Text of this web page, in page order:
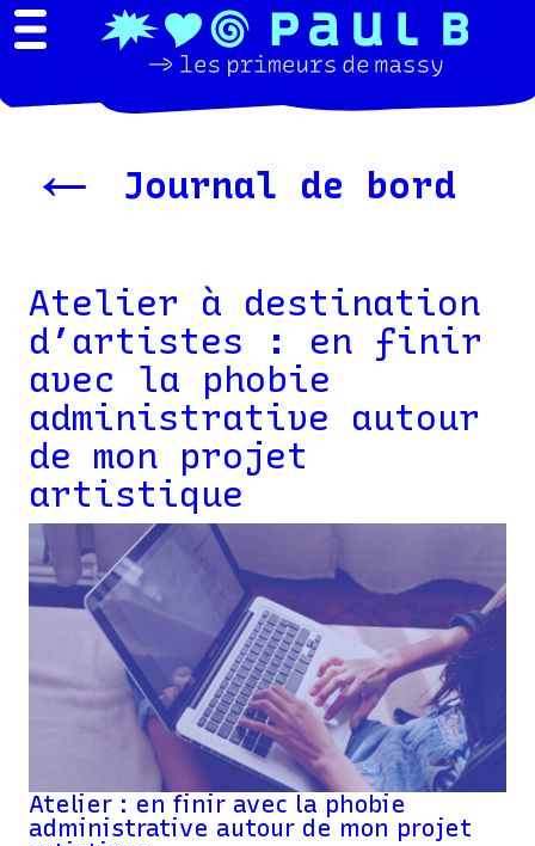
← Journal de bord
Atelier à destination
d’artistes : en finir
avec la phobie
administrative autour
de mon projet
artistique
Atelier : en finir avec la phobie
administrative autour de mon projet